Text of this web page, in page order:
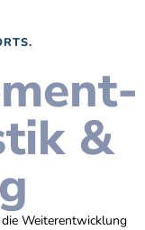
&
Weiterentwicklung